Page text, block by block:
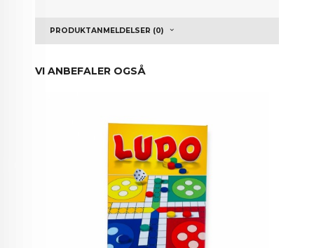
PRODUKTANMELDELSER (0)
VI ANBEFALER OGSÅ